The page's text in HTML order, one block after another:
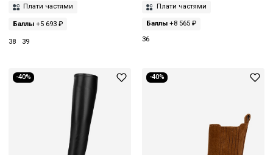
Плати частями
Баллы +5 693 ₽
38 39
Плати частями
Баллы+8 565 ₽
36
-40% -40%